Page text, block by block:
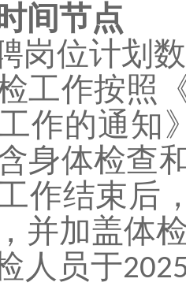
间节点
岗位计划
工作按照
作的通知
身体检查
作结束后
并加盖体
人员于202